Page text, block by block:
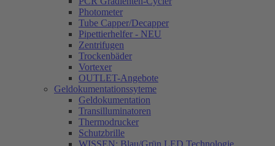
Photometer
Tube Capper/Decapper
Pipettierhelfer - NEU
Zentrifugen
Trockenbäder
Vortexer
OUTLET-Angebote
Geldokumentationssyteme
Geldokumentation
Transilluminatoren
Thermodrucker
Schutzbrille
WISSEN: Blau/Grün LED Technologie